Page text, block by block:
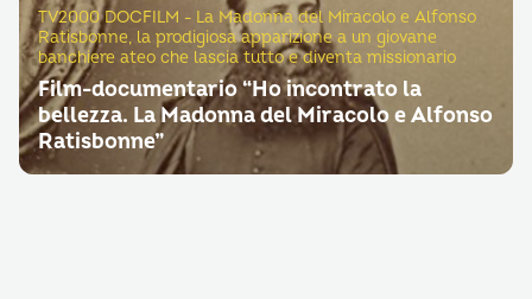
TV2000 DOCFILM - La Madonna del Miracolo e Alfonso
Ratisbonne, la prodigiosa apparizione a un giovane
banchiere ateo che lascia tutto e diventa missionario
Film-documentario “Ho incontrato la
bellezza. La Madonna del Miracolo e Alfonso
Ratisbonne”